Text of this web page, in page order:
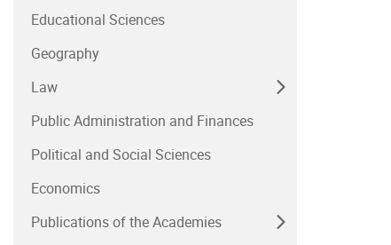
Educational Sciences
Geography
Law
Public Administration and Finances
Political and Social Sciences
Economics
Publications of the Academies